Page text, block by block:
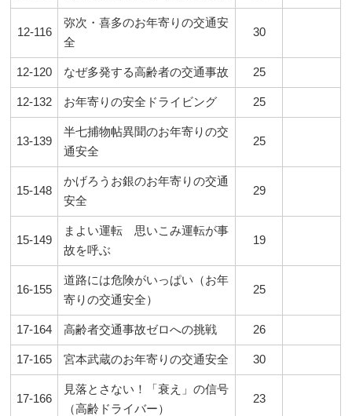
12-116
弥次・喜多のお年寄りの交通安
全
30
12-120 なぜ多発する高齢者の交通事故 25
12-132 お年寄りの安全ドライビング 25
13-139
半七捕物帖異聞のお年寄りの交
通安全
25
15-148
かげろうお銀のお年寄りの交通
安全
29
15-149
まよい運転 思いこみ運転が事
故を呼ぶ
19
16-155
道路には危険がいっぱい（お年
寄りの交通安全）
25
17-164 高齢者交通事故ゼロへの挑戦 26
17-165 宮本武蔵のお年寄りの交通安全 30
17-166
見落とさない！「衰え」の信号
（高齢ドライバー）
23